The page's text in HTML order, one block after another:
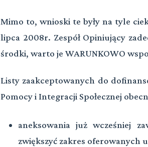
Mimo to, wnioski te były na tyle
lipca 2008r. Zespół Opiniujący
środki, warto je WARUNKOWO
Listy zaakceptowanych do
Pomocy i Integracji Społecznej
aneksowania już wcześniej
zwiększyć zakres oferowanych